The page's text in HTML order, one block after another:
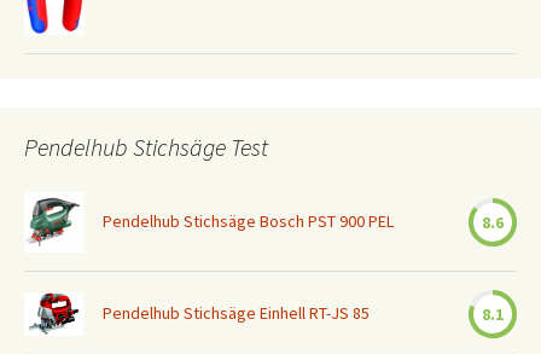
Pendelhub Stichsäge Test
Pendelhub Stichsäge Bosch PST 900 PEL 8.6
Pendelhub Stichsäge Einhell RT-JS 85 8.1